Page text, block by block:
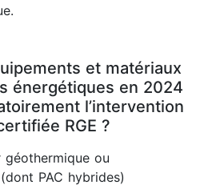
et matériaux
énergétiques en 2024
l’intervention
RGE ?
géothermique ou
PAC hybrides)